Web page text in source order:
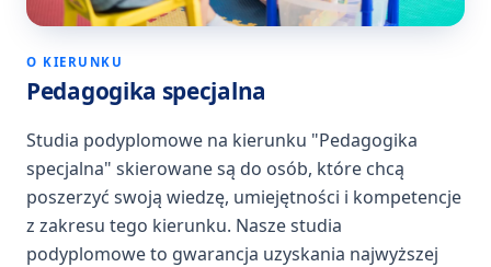
O KIERUNKU
Pedagogika specjalna
Studia podyplomowe na kierunku "Pedagogika
specjalna" skierowane są do osób, które chcą
poszerzyć swoją wiedzę, umiejętności i kompetencje
z zakresu tego kierunku. Nasze studia
podyplomowe to gwarancja uzyskania najwyższej